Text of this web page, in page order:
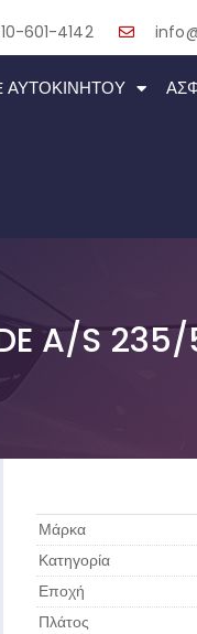
601-4142
ΑΥΤΟΚΙΝΉΤΟΥ
A/S
Μάρκα
Κατηγορία
Εποχή
Πλάτος